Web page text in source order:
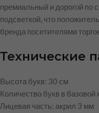
премиальный и дорогой по
подсветкой, что
бренда посетителями
Технические
Высота букв: 30 см
Количество букв в
Лицевая часть: акрил 3 мм